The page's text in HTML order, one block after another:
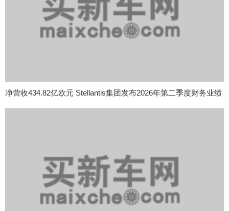
净营收434.82亿欧元 Stellantis集团发布2026年第二季度财务业绩